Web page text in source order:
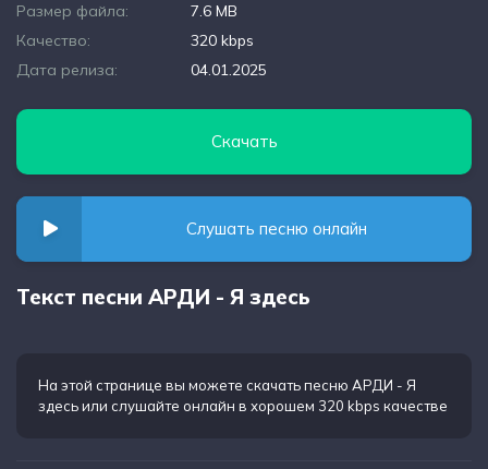
Размер файла:
7.6 MB
Качество:
320 kbps
Дата релиза:
04.01.2025
Скачать
Слушать песню онлайн
Текст песни АРДИ - Я здесь
На этой странице вы можете скачать песню АРДИ - Я
здесьили слушайте онлайн в хорошем 320 kbps качестве